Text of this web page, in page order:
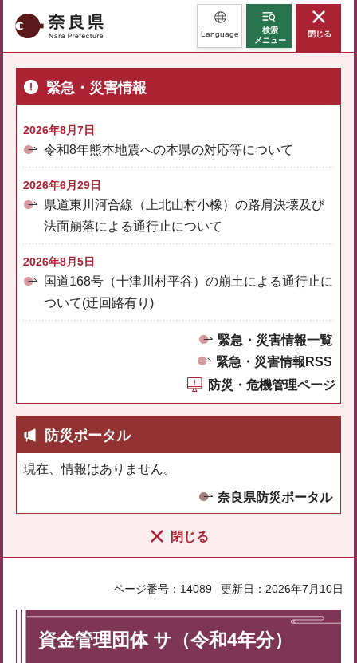
奈良県 Language
検索
メニュー
閉じる
緊急・災害情報
2026年8月7日
令和8年熊本地震への本県の対応等について
2026年6月29日
県道東川河合線（上北山村小橡）の路肩決壊及び
法面崩落による通行止について
2026年8月5日
国道168号（十津川村平谷）の崩土による通行止に
ついて(迂回路有り)
緊急・災害情報一覧
緊急・災害情報RSS
防災・危機管理ページ
防災ポータル
現在、情報はありません。
奈良県防災ポータル
閉じる
ページ番号：14089 更新日：2026年7月10日
資金管理団体 サ（令和4年分）